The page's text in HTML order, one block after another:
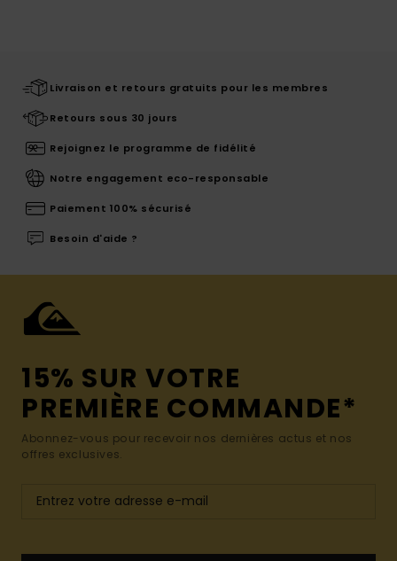
Livraison et retours gratuits pour les membres
Retours sous 30 jours
Rejoignez le programme de fidélité
Notre engagement eco-responsable
Paiement 100% sécurisé
Besoin d'aide ?
15% SUR VOTRE
PREMIÈRE COMMANDE*
Abonnez-vous pour recevoir nos dernières actus et nos
offres exclusives.